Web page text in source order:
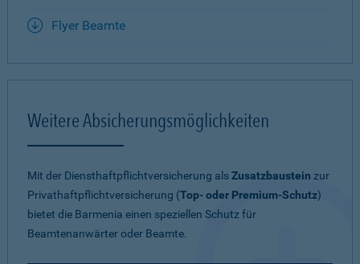
Flyer Beamte
Weitere Absicherungsmöglichkeiten
Mit der Diensthaftpflichtversicherung alsZusatzbaustein zur
Privathaftpflichtversicherung (Top- oder Premium-Schutz)
bietet die Barmenia einen speziellen Schutz für
Beamtenanwärter oder Beamte.